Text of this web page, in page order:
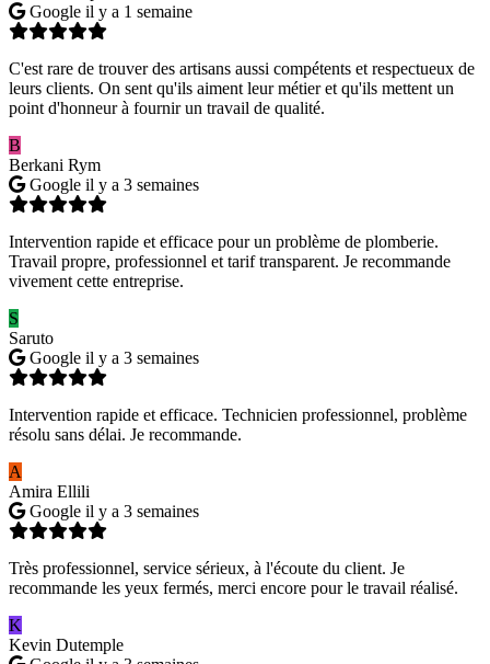
Google il y a 1 semaine
C'est rare de trouver des artisans aussi compétents et respectueux de
leurs clients. On sent qu'ils aiment leur métier et qu'ils mettent un
point d'honneur à fournir un travail de qualité.
B
Berkani Rym
Google il y a 3 semaines
Intervention rapide et efficace pour un problème de plomberie.
Travail propre, professionnel et tarif transparent. Je recommande
vivement cette entreprise.
S
Saruto
Google il y a 3 semaines
Intervention rapide et efficace. Technicien professionnel, problème
résolu sans délai. Je recommande.
A
Amira Ellili
Google il y a 3 semaines
Très professionnel, service sérieux, à l'écoute du client. Je
recommande les yeux fermés, merci encore pour le travail réalisé.
K
Kevin Dutemple